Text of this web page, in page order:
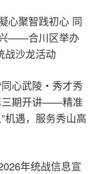
心聚智践初心 同
——合川区举办
战沙龙活动
同心武陵・秀才秀
三期开讲——精准
机遇，服务秀山高
年统战信息宣